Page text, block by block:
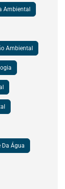
Ambiental
Ambiental
Da Água